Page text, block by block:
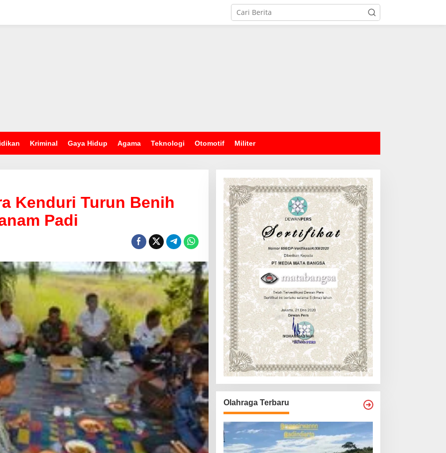
Kriminal Gaya Hidup Agama Teknologi Otomotif Militer
Kenduri Turun Benih
Padi
Olahraga Terbaru